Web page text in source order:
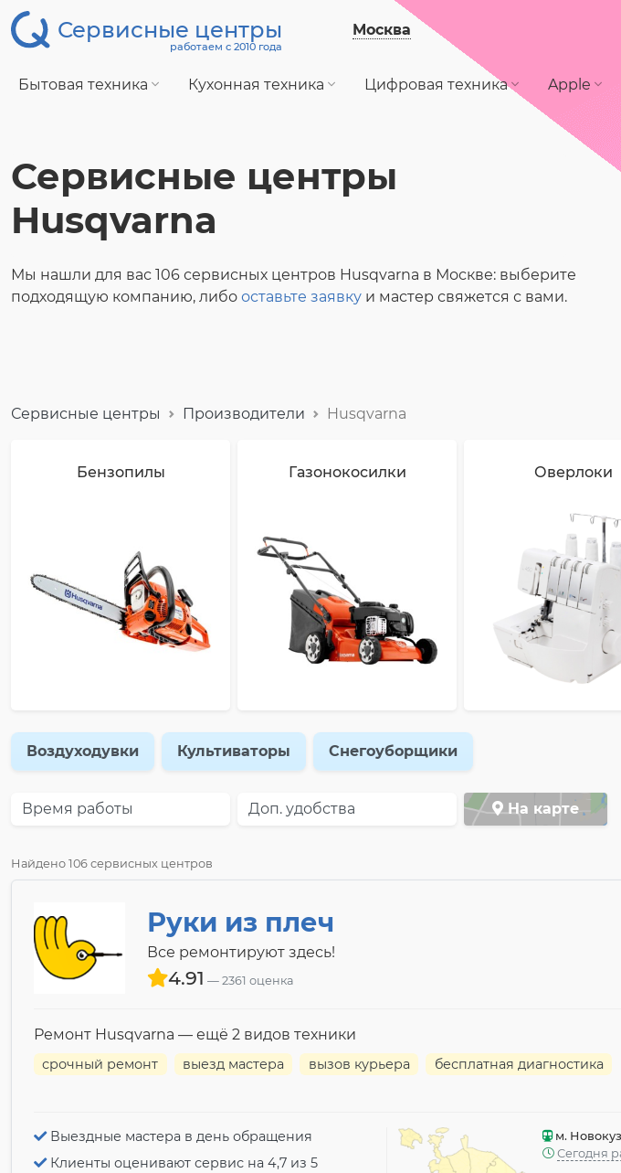
Сервисные центры
работаем с 2010 года
Москва
Бытовая техника Кухонная техника Цифровая техника Apple
Сервисные центры
Husqvarna
Мы нашли для вас 106 сервисных центров Husqvarna в Москве: выберите
подходящую компанию, либо оставьте заявку и мастер свяжется с вами.
Сервисные центры Производители Husqvarna
Бензопилы Газонокосилки Оверлоки
Воздуходувки Культиваторы Снегоуборщики
Время работы Доп. удобства На карте
Найдено 106 сервисных центров
Руки из плеч
Все ремонтируют здесь!
4.91 2361 оценка
Ремонт Husqvarna — ещё 2 видов техники
срочный ремонт выезд мастера вызов курьера бесплатная диагностика
Выездные мастера в день обращения
Клиенты оценивают сервис на 4,7 из 5
м.
Сегодня